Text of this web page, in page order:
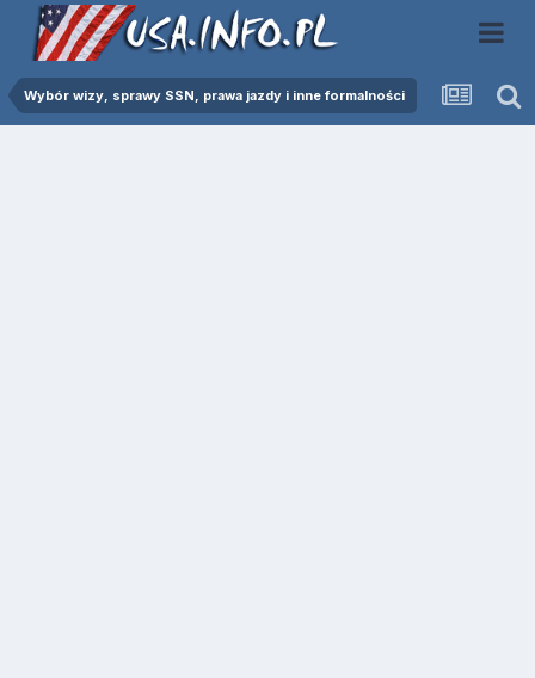
Wybór wizy, sprawy SSN, prawa jazdy i inne formalności